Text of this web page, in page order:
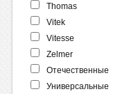
Thomas
Vitek
Vitesse
Zelmer
Отечественные
Универсальные